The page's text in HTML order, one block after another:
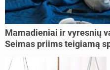
Mamadieniai ir vyresnių
Seimas priims teigiamą